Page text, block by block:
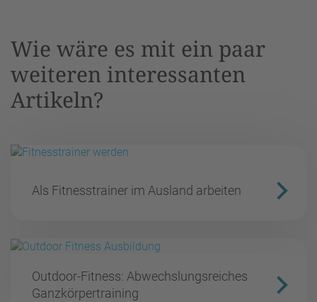
Wie wäre es mit ein paar
weiteren interessanten
Artikeln?
Als Fitnesstrainer im Ausland arbeiten
Outdoor-Fitness: Abwechslungsreiches
Ganzkörpertraining